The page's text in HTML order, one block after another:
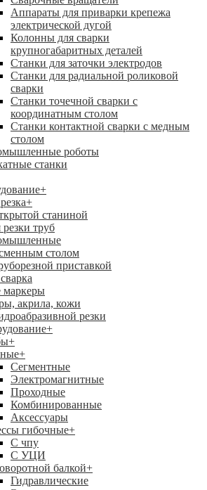
Аппараты для приварки крепежа
электрической дугой
Колонны для сварки
крупногабаритных деталей
Станки для заточки электродов
Станки для радиальной роликовой
сварки
Станки точечной сварки с
координатным столом
Станки контактной сварки с медным
столом
роботы
станки
+
+
станиной
резки труб
столом
приставкой
маркеры
акрила, кожи
резки
+
+
+
Сегментные
Электромагнитные
Проходные
Комбинированные
Аксессуары
гибочные+
C чпу
С УЦИ
балкой+
Гидравлические